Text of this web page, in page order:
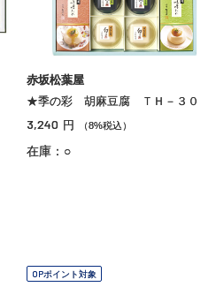
赤坂松葉屋
★季の彩 胡麻豆腐 ＴＨ－３０
3,240 円 （8%税込）
在庫：○
OPポイント対象